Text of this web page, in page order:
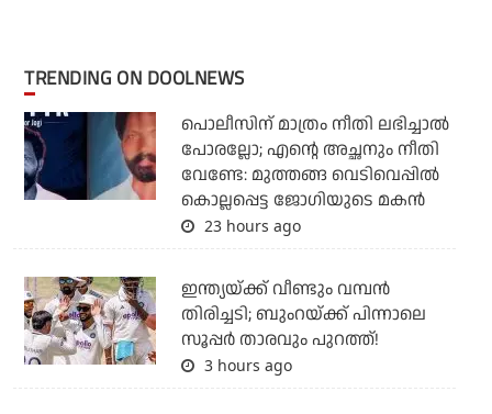
TRENDING ON DOOLNEWS
പൊലീസിന് മാത്രം നീതി ലഭിച്ചാല്‍
പോരല്ലോ; എന്റെ അച്ഛനും നീതി
വേണ്ടേ: മുത്തങ്ങ വെടിവെപ്പില്‍
കൊല്ലപ്പെട്ട ജോഗിയുടെ മകന്‍
23 hours ago
ഇന്ത്യയ്ക്ക് വീണ്ടും വമ്പന്‍
തിരിച്ചടി; ബുംറയ്ക്ക് പിന്നാലെ
സൂപ്പര്‍ താരവും പുറത്ത്!
3 hours ago